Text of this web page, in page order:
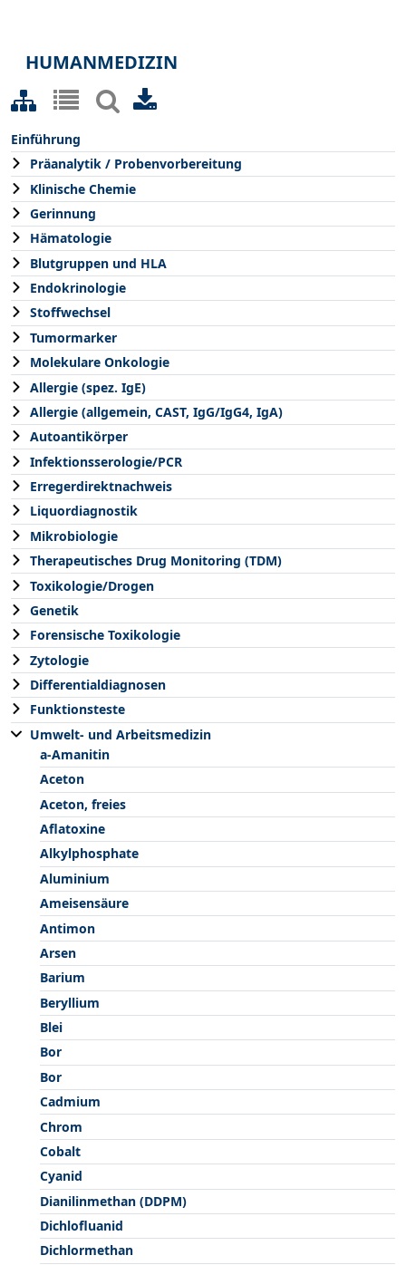
HUMANMEDIZIN
Einführung
Präanalytik / Probenvorbereitung
Klinische Chemie
Gerinnung
Hämatologie
Blutgruppen und HLA
Endokrinologie
Stoffwechsel
Tumormarker
Molekulare Onkologie
Allergie (spez. IgE)
Allergie (allgemein, CAST, IgG/IgG4, IgA)
Autoantikörper
Infektionsserologie/PCR
Erregerdirektnachweis
Liquordiagnostik
Mikrobiologie
Therapeutisches Drug Monitoring (TDM)
Toxikologie/Drogen
Genetik
Forensische Toxikologie
Zytologie
Differentialdiagnosen
Funktionsteste
Umwelt- und Arbeitsmedizin
a-Amanitin
Aceton
Aceton, freies
Aflatoxine
Alkylphosphate
Aluminium
Ameisensäure
Antimon
Arsen
Barium
Beryllium
Blei
Bor
Bor
Cadmium
Chrom
Cobalt
Cyanid
Dianilinmethan (DDPM)
Dichlofluanid
Dichlormethan